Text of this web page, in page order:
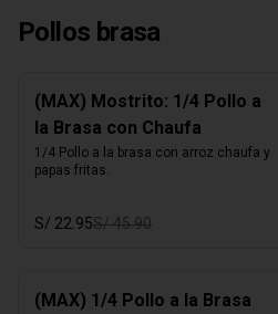
Pollos brasa
(MAX) Mostrito: 1/4 Pollo a
la Brasa con Chaufa
1/4 Pollo a la brasa con arroz chaufa y
papas fritas.
S/ 22.95S/ 45.90
(MAX) 1/4 Pollo a la Brasa